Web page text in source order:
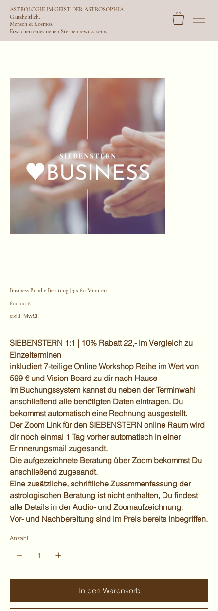
ASTROLOGIE IM GEIST DER ASTROSOPHIA
Ganzheitlich.
Mensch & Kosmos.
Erwachen eines neuen Sternenbewusstseins.
Business Bundle Beratung | 3 x 60 Minuten
Preis
600,00 €
exkl. MwSt.
SIEBENSTERN 1:1 | 10% Rabatt 22,- im Vergleich zu
Einzelterminen
inkludiert 7-teilige Online Workshop Reihe im Wert von
599 € und Vision Board zu dir nach Hause
Im Buchungssystem kannst du neben der Terminwahl
anschließend alle benötigten Daten eintragen. Du
bekommst automatisch eine Rechnung ausgestellt.
Der Zoom Link für den SIEBENSTERN online Raum wird
dir noch einmal 1 Tag vorher automatisch in einer
Erinnerungsmail zugesandt.
Die aufgezeichnete Beratung über Zoom bekommst Du
anschließend zugesandt.
Eine zusätzliche, schriftliche Zusammenfassung der
astrologischen Beratung ist nicht enthalten, Du findest
alle Details in der Audio- und Zoomaufzeichnung.
Vor- und Nachbereitung sind im Preis bereits inbegriffen.
Anzahl
In den Warenkorb